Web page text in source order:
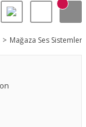
Mağaza Ses Sistemleri